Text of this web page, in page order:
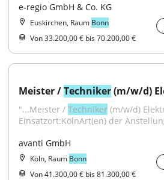
e-regio GmbH & Co. KG
Euskirchen, Raum Bonn
Von 33.200,00 € bis 70.200,00 €
Meister / Techniker (m/w/d)
"...Meister / Techniker (m/w/d)
Einsatzort:KölnArt(en) der
avanti GmbH
Köln, Raum Bonn
Von 41.300,00 € bis 81.300,00 €